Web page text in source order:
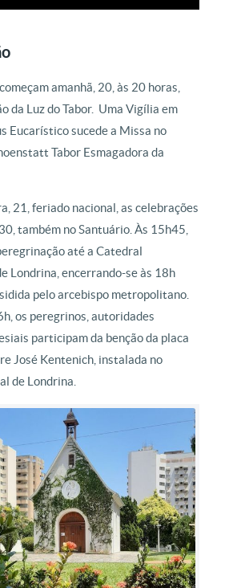
amanhã, 20, às 20 horas,
da Luz do Tabor. Uma Vigília em
Eucarístico sucede a Missa no
Tabor Esmagadora da
21, feriado nacional, as celebrações
também no Santuário. Às 15h45,
até a Catedral
Londrina, encerrando-se às 18h
pelo arcebispo metropolitano.
os peregrinos, autoridades
participam da benção da placa
José Kentenich, instalada no
de Londrina.